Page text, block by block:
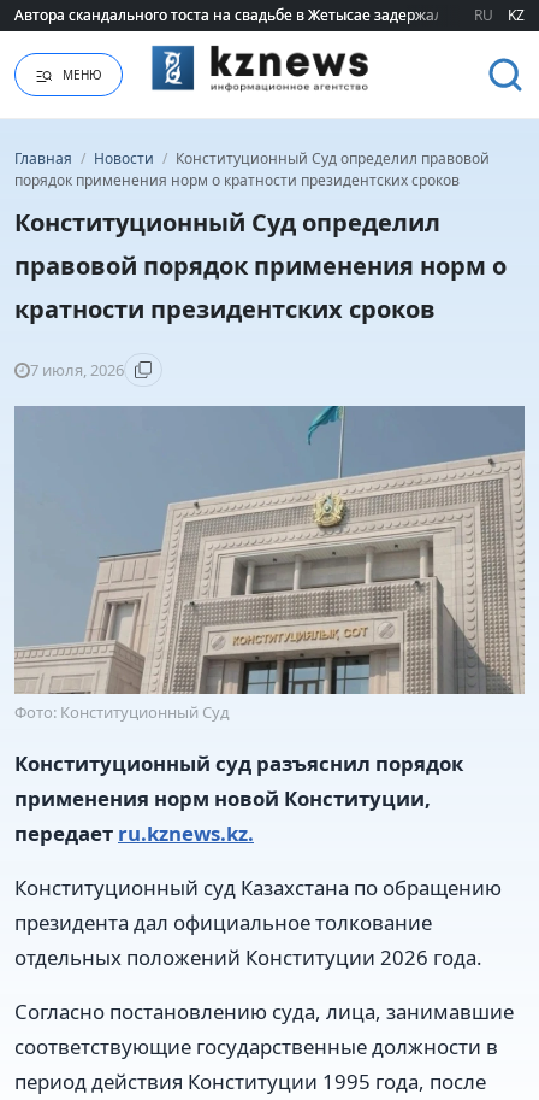
Автора скандального тоста на свадьбе в Жетысае задержали
Автора скандального тоста на свадьбе в Жетысае задержали RU KZ
МЕНЮ
Главная / Новости / Конституционный Суд определил правовой
порядок применения норм о кратности президентских сроков
Конституционный Суд определил
правовой порядок применения норм о
кратности президентских сроков
7 июля, 2026
Фото: Конституционный Суд
Конституционный суд разъяснил порядок
применения норм новой Конституции,
передает ru.kznews.kz.
Конституционный суд Казахстана по обращению
президента дал официальное толкование
отдельных положений Конституции 2026 года.
Согласно постановлению суда, лица, занимавшие
соответствующие государственные должности в
период действия Конституции 1995 года, после